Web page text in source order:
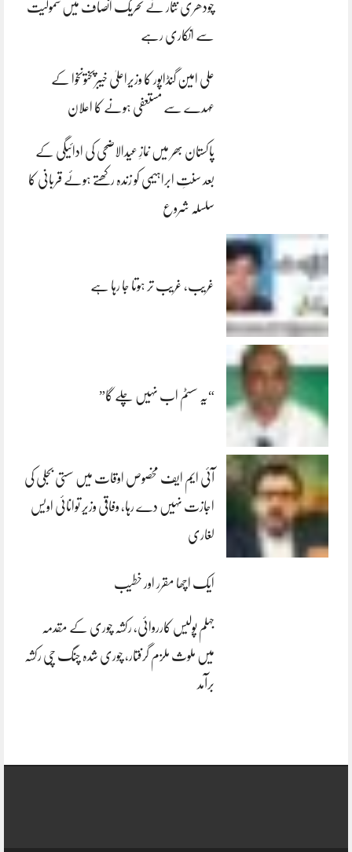
چودھری نثار نے تحریک انصاف میں شمولیت
سے انکاری رہے
علی امین گنڈاپور کا وزیراعلیٰ خیبرپختونخوا کے
عہدے سے مستعفی ہونے کا اعلان
پاکستان بھر میں نمازِ عیدالاضحی کی ادائیگی کے
بعد سنتِ ابراہیمی کو زندہ رکھتے ہوئے قربانی کا
سلسلہ شروع
غریب، غریب تر ہوتا جا رہا ہے
“یہ سسٹم اب نہیں چلے گا”
آئی ایم ایف مخصوص اوقات میں سستی بجلی کی
اجازت نہیں دے رہا، وفاقی وزیر توانائی اویس
لغاری
ایک اچھا مقرر اور خطیب
جہلم پولیس کارروائی، رکشہ چوری کے مقدمہ
میں ملوث ملزم گرفتار، چوری شدہ چنگ چی رکشہ
برآمد